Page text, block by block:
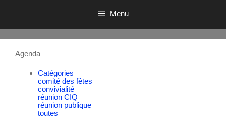
Menu
Agenda
Catégories
comité des fêtes
convivialité
réunion CIQ
réunion publique
toutes